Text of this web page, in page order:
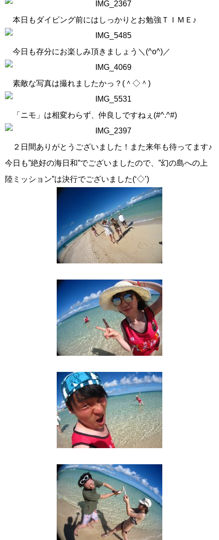
本日もダイビング前にはしっかりとお勉強ＴＩＭＥ♪
今日も存分にお楽しみ頂きましょう＼(^o^)／
素敵な写真は撮れましたかっ？(＾◇＾)
「ニモ」は相変わらず、仲良しですねぇ(#^.^#)
２日間ありがとうございました！また来年も待ってます♪
今日も”絶好の海日和”でございましたので、”幻の島への上
陸ミッション”は決行でございました(‘◇’)ゞ